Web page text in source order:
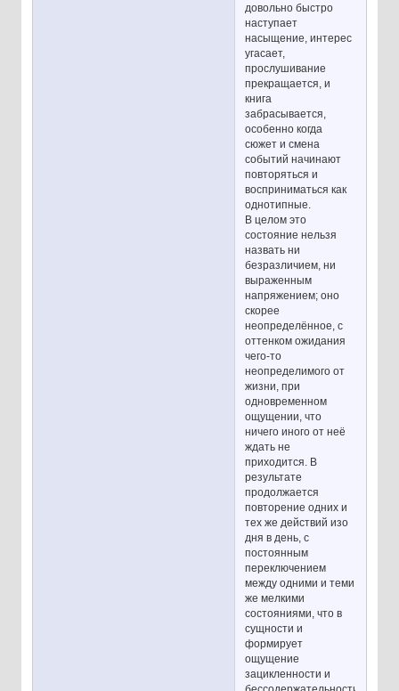
довольно быстро
наступает
насыщение, интерес
угасает,
прослушивание
прекращается, и
книга
забрасывается,
особенно когда
сюжет и смена
событий начинают
повторяться и
восприниматься как
однотипные.
В целом это
состояние нельзя
назвать ни
безразличием, ни
выраженным
напряжением; оно
скорее
неопределённое, с
оттенком ожидания
чего-то
неопределимого от
жизни, при
одновременном
ощущении, что
ничего иного от неё
ждать не
приходится. В
результате
продолжается
повторение одних и
тех же действий изо
дня в день, с
постоянным
переключением
между одними и теми
же мелкими
состояниями, что в
сущности и
формирует
ощущение
зацикленности и